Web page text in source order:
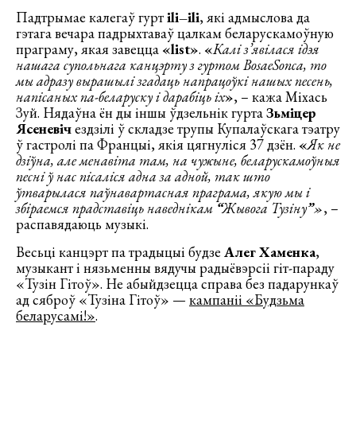
Падтрымае калегаў гуртili–ili, які адмыслова да
гэтага вечара падрыхтаваў цалкам беларускамоўную
праграму, якая завецца «list». «Калі з’явілася ідэя
нашага супольнага канцэрту з гуртомBosaeSonca, то
мы адразу вырашылі згадаць напрацоўкі нашых песень,
напісаных па-беларуску і дарабіць іх», – кажа Міхась
Зуй. Нядаўна ён ды іншы ўдзельнік гуртаЗьміцер
Ясеневічездзілі ў складзе трупы Купалаўскага тэатру
ў гастролі па Францыі, якія цягнуліся 37 дзён. «Як не
дзіўна, але менавіта там, на чужыне, беларускамоўныя
песні ў нас пісаліся адна за адной, так што
ўтварылася паўнавартасная праграма, якую мы і
збіраемся прадставіць наведнікам“Жывога Тузіну”», –
распавядаюць музыкі.
Весьці канцэрт па традыцыі будзе Алег Хаменка,
музыкант і нязьменны вядучы радыёвэрсіі гіт-параду
«Тузін Гітоў». Не абыйдзецца справа без падарункаў
ад сяброў «Тузіна Гітоў» —кампаніі «Будзьма
беларусамі!».